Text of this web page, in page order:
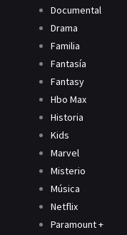
Documental
Drama
Familia
Fantasía
Fantasy
Hbo Max
Historia
Kids
Marvel
Misterio
Música
Netflix
Paramount +